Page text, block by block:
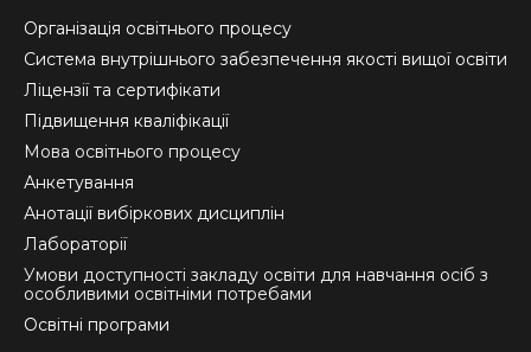
in
new
window
in
new
window
in
new
window
Організація освітнього процесу
Система внутрішнього забезпечення якості вищої освіти
Ліцензії та сертифікати
Підвищення кваліфікації
Мова освітнього процесу
Анкетування
Анотації вибіркових дисциплін
Лабораторії
Умови доступності закладу освіти для навчання осіб з
особливими освітніми потребами
Освітні програми